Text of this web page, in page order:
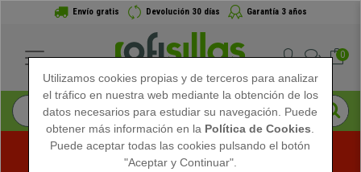
Envío gratis Devolución 30 días Garantía 3 años
0
Utilizamos cookies propias y de terceros para analizar
el tráfico en nuestra web mediante la obtención de los
datos necesarios para estudiar su navegación. Puede
obtener más información en la Política de Cookies
Puede aceptar todas las cookies pulsando el botón
"Aceptar y Continuar".